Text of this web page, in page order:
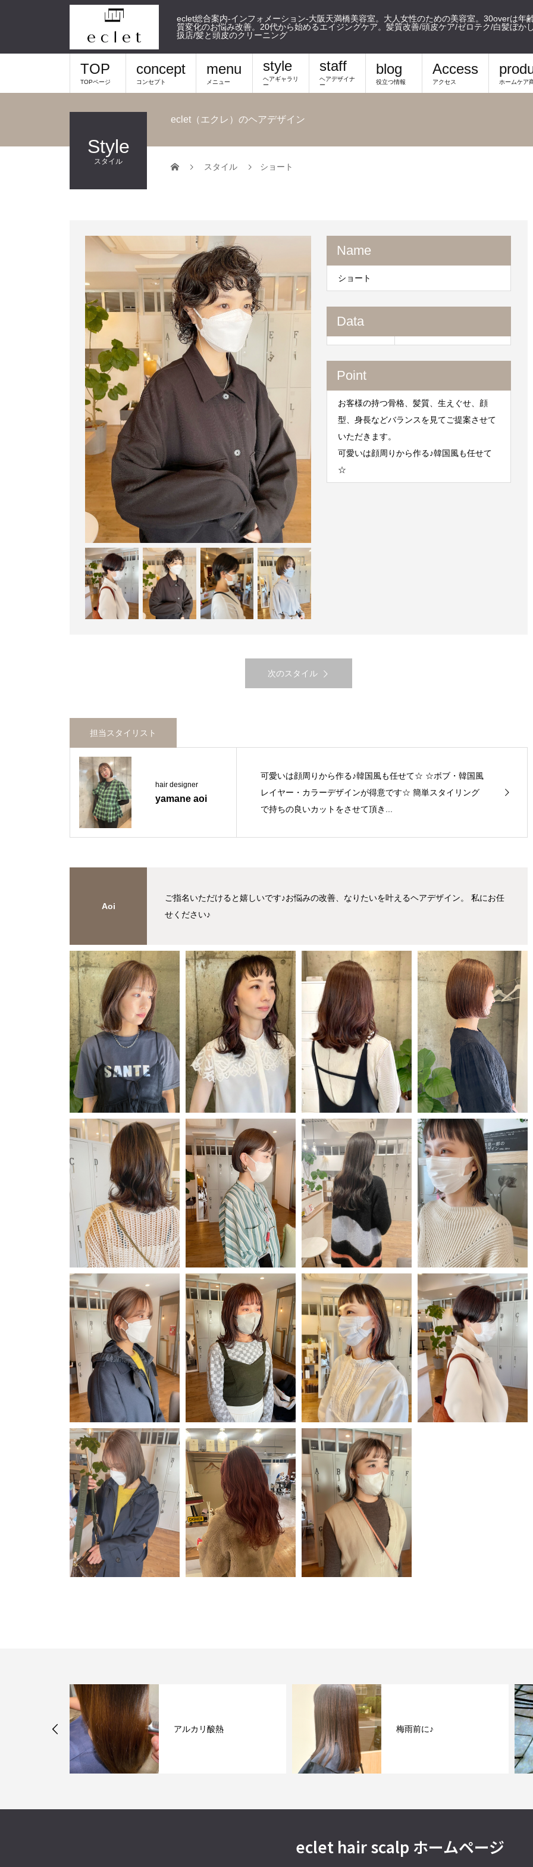
eclet総合案内-インフォメーション-大阪天満橋美容室。大人女性のための美容室。30overは年
質変化のお悩み改善。20代から始めるエイジングケア。髪質改善/頭皮ケア/ゼロテク/白髪ぼか
扱店/髪と頭皮のクリーニング
TOP
TOPページ
concept
コンセプト
menu
メニュー
style
ヘアギャラリ
ー
staff
ヘアデザイナ
ー
blog
役立つ情報
Access
アクセス ホームケア
Style
スタイル
eclet（エクレ）のヘアデザイン
スタイル ショート
Name
ショート
Data
Point
お客様の持つ骨格、髪質、生えぐせ、顔
型、身長などバランスを見てご提案させて
いただきます。
可愛いは顔周りから作る♪韓国風も任せて
☆
次のスタイル
担当スタイリスト
hair designer
yamane aoi
可愛いは顔周りから作る♪韓国風も任せて☆ ☆ボブ・韓国風
レイヤー・カラーデザインが得意です☆ 簡単スタイリング
で持ちの良いカットをさせて頂き...
Aoi
ご指名いただけると嬉しいです♪お悩みの改善、なりたいを叶えるヘアデザイン。 私にお任
せください♪
アルカリ酸熱 梅雨前に♪
eclet hair scalp ホームページ